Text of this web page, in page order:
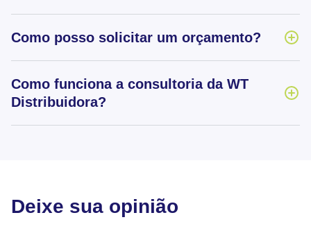
Como posso solicitar um orçamento?
Como funciona a consultoria da WT
Distribuidora?
Deixe sua opinião